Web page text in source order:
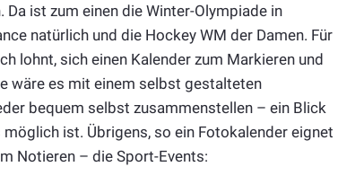
ist zum einen die Winter-Olympiade in
natürlich und die Hockey WM der Damen. Für
lohnt, sich einen Kalender zum Markieren und
wäre es mit einem selbst gestalteten
bequem selbst zusammenstellen – ein Blick
ist. Übrigens, so ein Fotokalender eignet
Notieren – die Sport-Events: